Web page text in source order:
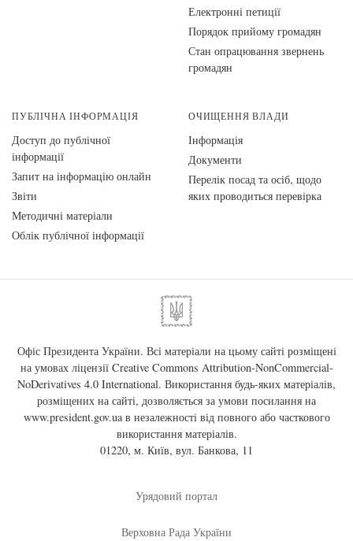
Електронні петиції
Порядок прийому громадян
Стан опрацювання звернень
громадян
ПУБЛІЧНА ІНФОРМАЦІЯ
Доступ до публічної
інформації
Запит на інформацію онлайн
Звіти
Методичні матеріали
Облік публічної інформації
ОЧИЩЕННЯ ВЛАДИ
Інформація
Документи
Перелік посад та осіб, щодо
яких проводиться перевірка
Офіс Президента України. Всі матеріали на цьому сайті розміщені
на умовах ліцензії Creative Commons Attribution-NonCommercial-
NoDerivatives 4.0 International. Використання будь-яких матеріалів,
розміщених на сайті, дозволяється за умови посилання на
www.president.gov.uaв незалежності від повного або часткового
використання матеріалів.
01220, м. Київ, вул. Банкова, 11
Урядовий портал
Верховна Рада України